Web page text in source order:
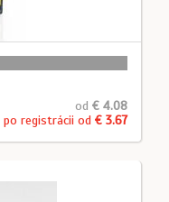
od € 4.08
po registrácii od € 3.67